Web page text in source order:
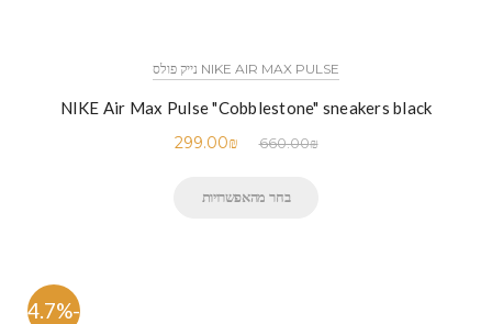
NIKE AIR MAX PULSE נייק פולס
NIKE Air Max Pulse "Cobblestone" sneakers black
660.00₪
299.00₪
בחר מהאפשרויות
-54.7%